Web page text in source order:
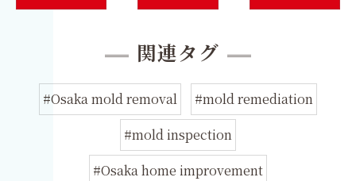
関連タグ
#Osaka mold removal
#mold remediation
#mold inspection
#Osaka home improvement